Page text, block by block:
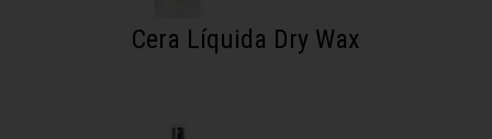
Cera Líquida Dry Wax